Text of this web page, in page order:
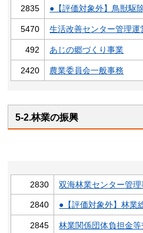
2835 ●【評価対象外】鳥獣駆
5470 生活改善センター管理運
492 あじの郷づくり事業
2420 農業委員会一般事務
5-2.林業の振興
2830 双海林業センター管理
2840 ●【評価対象外】林業
2845 林業関係団体負担金